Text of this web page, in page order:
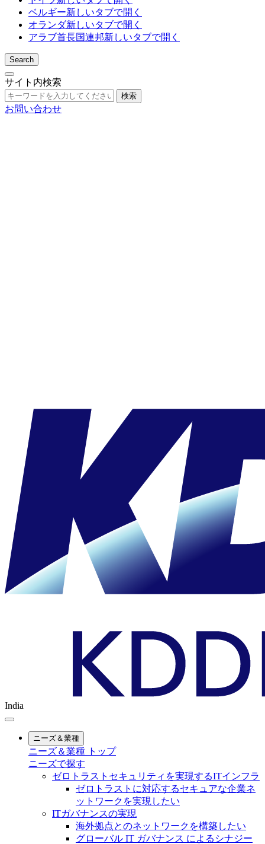
ベルギー新しいタブで開く
オランダ新しいタブで開く
アラブ首長国連邦新しいタブで開く
Search
サイト内検索
検索
お問い合わせ
India
ニーズ＆業種
ニーズ＆業種 トップ
ニーズで探す
ゼロトラストセキュリティを実現するITインフラ
ゼロトラストに対応するセキュアな企業ネ
ットワークを実現したい
ITガバナンスの実現
海外拠点とのネットワークを構築したい
グローバル IT ガバナンス によるシナジー